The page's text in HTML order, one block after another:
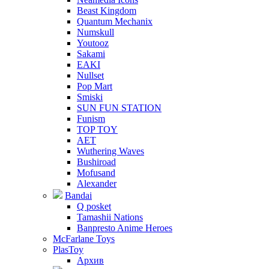
Beast Kingdom
Quantum Mechanix
Numskull
Youtooz
Sakami
EAKI
Nullset
Pop Mart
Smiski
SUN FUN STATION
Funism
TOP TOY
AET
Wuthering Waves
Bushiroad
Mofusand
Alexander
Bandai
Q posket
Tamashii Nations
Banpresto Anime Heroes
McFarlane Toys
PlasToy
Архив